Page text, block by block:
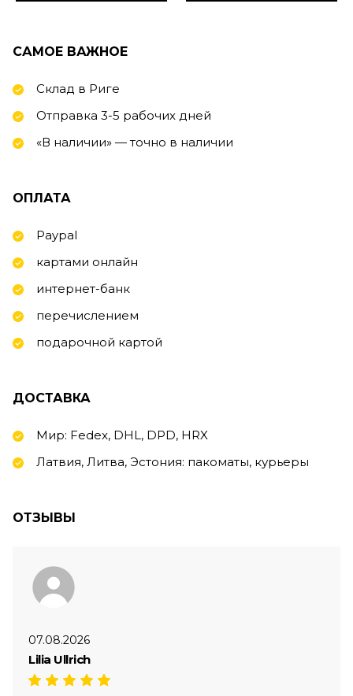
САМОЕ ВАЖНОЕ
Склад в Риге
Отправка 3-5 рабочих дней
«В наличии» — точно в наличии
ОПЛАТА
Paypal
картами онлайн
интернет-банк
перечислением
подарочной картой
ДОСТАВКА
Мир: Fedex, DHL, DPD, HRX
Латвия, Литва, Эстония: пакоматы, курьеры
ОТЗЫВЫ
07.08.2026
Lilia Ullrich